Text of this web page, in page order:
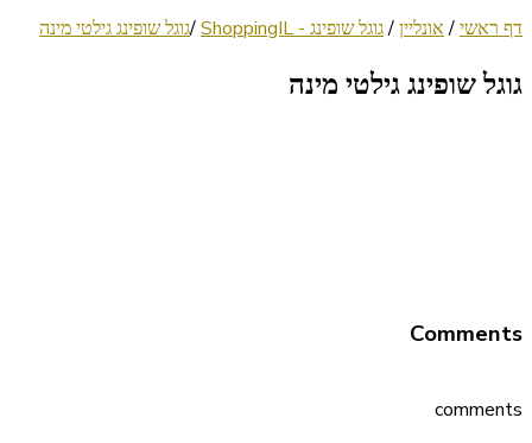
דף ראשי/ אונליין/גוגל שופינג - ShoppingIL /גוגל שופינג גילטי מינה
גוגל שופינג גילטי מינה
Comments
comments